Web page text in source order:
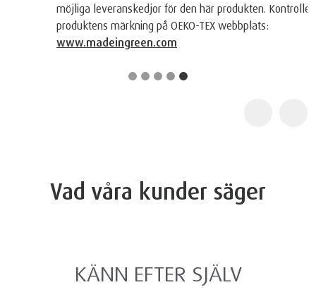
möjliga leveranskedjor för den här produkten. Kontrollera
produktens märkning på OEKO-TEX webbplats:
www.madeingreen.com
Vad våra kunder säger
KÄNN EFTER SJÄLV